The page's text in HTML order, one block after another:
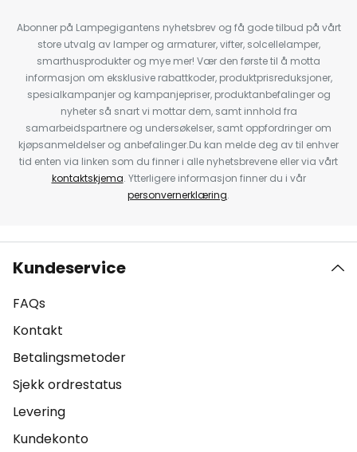
Abonner på Lampegigantens nyhetsbrev og få gode tilbud på vårt
store utvalg av lamper og armaturer, vifter, solcellelamper,
smarthusprodukter og mye mer! Vær den første til å motta
informasjon om eksklusive rabattkoder, produktprisreduksjoner,
spesialkampanjer og kampanjepriser, produktanbefalinger og
nyheter så snart vi mottar dem, samt innhold fra
samarbeidspartnere og undersøkelser, samt oppfordringer om
kjøpsanmeldelser og anbefalinger.Du kan melde deg av til enhver
tid enten via linken som du finner i alle nyhetsbrevene eller via vårt
kontaktskjema. Ytterligere informasjon finner du i vår
personvernerklæring.
Kundeservice
FAQs
Kontakt
Betalingsmetoder
Sjekk ordrestatus
Levering
Kundekonto